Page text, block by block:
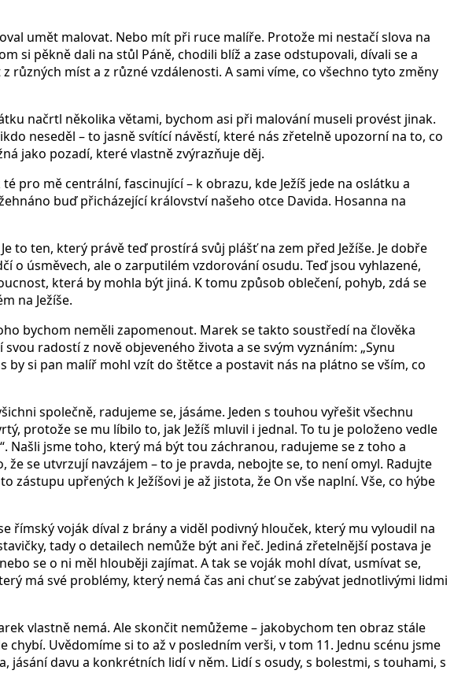
umět malovat. Nebo mít při ruce malíře. Protože mi nestačí slova na
si pěkně dali na stůl Páně, chodili blíž a zase odstupovali, dívali se a
různých míst a z různé vzdálenosti. A sami víme, co všechno tyto změny
načrtl několika větami, bychom asi při malování museli provést jinak.
neseděl – to jasně svítící návěstí, které nás zřetelně upozorní na to, co
jako pozadí, které vlastně zvýrazňuje děj.
pro mě centrální, fascinující – k obrazu, kde Ježíš jede na oslátku a
buď přicházející království našeho otce Davida. Hosanna na
to ten, který právě teď prostírá svůj plášť na zem před Ježíše. Je dobře
o úsměvech, ale o zarputilém vzdorování osudu. Teď jsou vyhlazené,
která by mohla být jiná. K tomu způsob oblečení, pohyb, zdá se
na Ježíše.
bychom neměli zapomenout. Marek se takto soustředí na člověka
radostí z nově objeveného života a se svým vyznáním: „Synu
si pan malíř mohl vzít do štětce a postavit nás na plátno se vším, co
společně, radujeme se, jásáme. Jeden s touhou vyřešit všechnu
protože se mu líbilo to, jak Ježíš mluvil i jednal. To tu je položeno vedle
Našli jsme toho, který má být tou záchranou, radujeme se z toho a
se utvrzují navzájem – to je pravda, nebojte se, to není omyl. Radujte
zástupu upřených k Ježíšovi je až jistota, že On vše naplní. Vše, co hýbe
římský voják díval z brány a viděl podivný hlouček, který mu vyloudil na
tady o detailech nemůže být ani řeč. Jediná zřetelnější postava je
se o ni měl hlouběji zajímat. A tak se voják mohl dívat, usmívat se,
má své problémy, který nemá čas ani chuť se zabývat jednotlivými lidmi
vlastně nemá. Ale skončit nemůžeme – jakobychom ten obraz stále
Uvědomíme si to až v posledním verši, v tom 11. Jednu scénu jsme
davu a konkrétních lidí v něm. Lidí s osudy, s bolestmi, s touhami, s